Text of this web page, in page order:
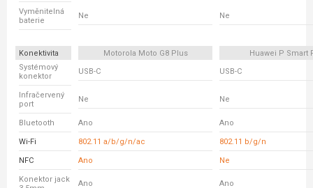
Vyměnitelná
baterie
Ne Ne
Konektivita Motorola Moto G8 Plus
Huawei P Smart
Systémový
konektor
USB-C USB-C
Infračervený
port
Ne Ne
Bluetooth Ano Ano
Wi-Fi 802.11 a/b/g/n/ac 802.11 b/g/n
NFC Ano Ne
Konektor jack
Ano Ano